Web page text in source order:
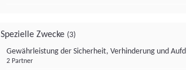
Spezielle Zwecke (3)
Gewährleistung der Sicherheit, Verhinderung und
2 Partner